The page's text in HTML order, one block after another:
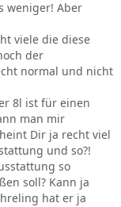
weniger! Aber
viele die diese
der
normal und nicht
8l ist für einen
man mir
Dir ja recht viel
und so?!
so
soll? Kann ja
hat er ja